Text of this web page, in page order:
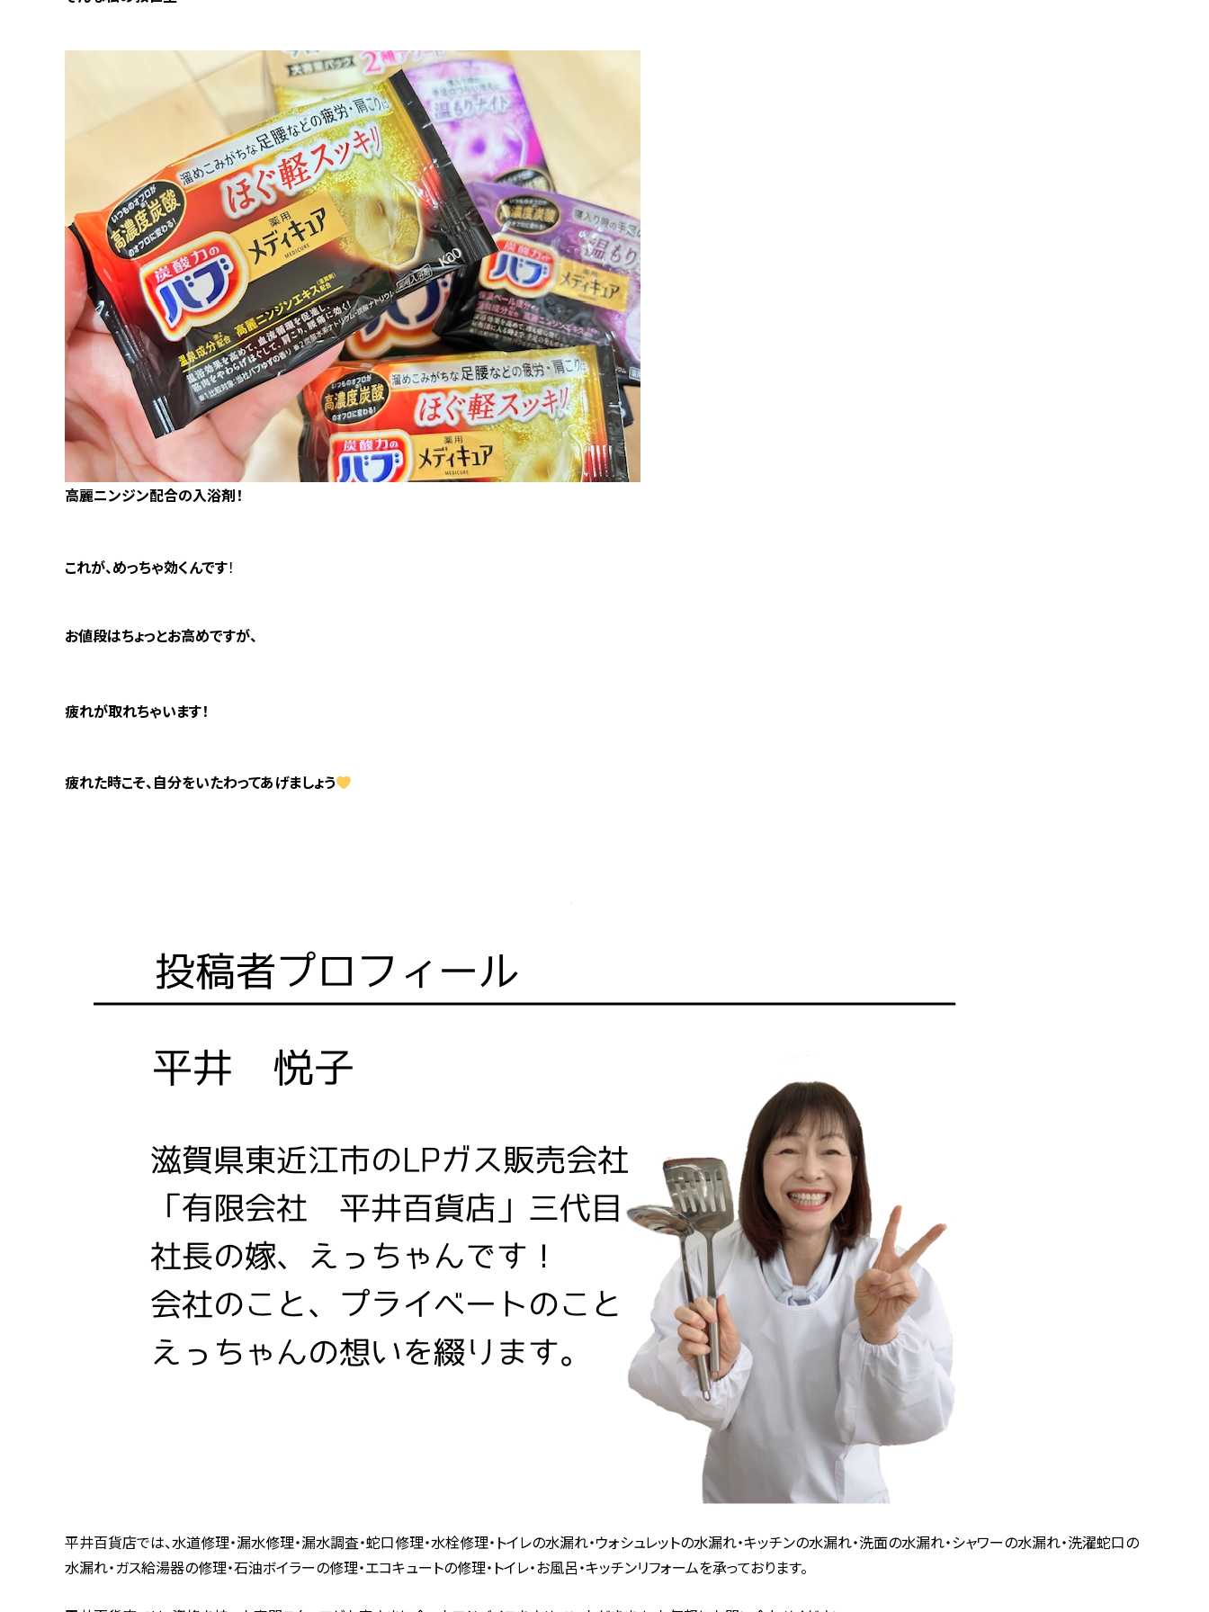
高麗ニンジン配合の入浴剤！
これが、めっちゃ効くんです！
お値段はちょっとお高めですが、
疲れが取れちゃいます！
疲れた時こそ、自分をいたわってあげましょう
平井百貨店では、水道修理・漏水修理・漏水調査・蛇口修理・水栓修理・トイレの水漏れ・ウォシュレットの水漏れ・キッチンの水漏れ・洗面の水漏れ・シャワーの水漏れ・洗濯蛇口の
水漏れ・ガス給湯器の修理・石油ボイラーの修理・エコキュートの修理・トイレ・お風呂・キッチンリフォームを承っております。